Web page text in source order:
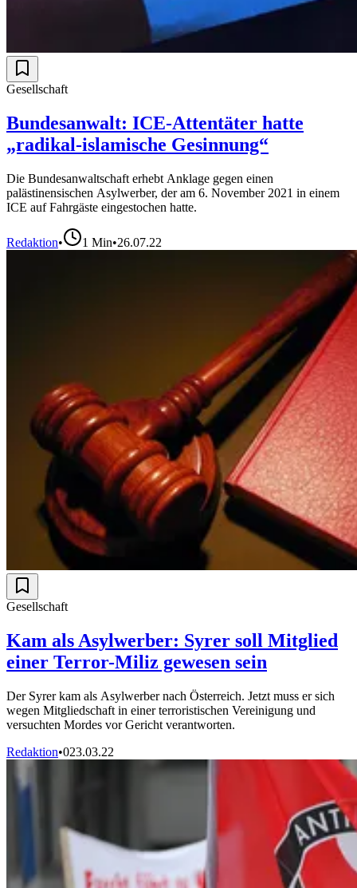
Gesellschaft
Bundesanwalt: ICE-Attentäter hatte
„radikal-islamische Gesinnung“
Die Bundesanwaltschaft erhebt Anklage gegen einen
palästinensischen Asylwerber, der am 6. November 2021 in einem
ICE auf Fahrgäste eingestochen hatte.
Redaktion• 1 Min•26.07.22
Gesellschaft
Kam als Asylwerber: Syrer soll Mitglied
einer Terror-Miliz gewesen sein
Der Syrer kam als Asylwerber nach Österreich. Jetzt muss er sich
wegen Mitgliedschaft in einer terroristischen Vereinigung und
versuchten Mordes vor Gericht verantworten.
Redaktion•023.03.22